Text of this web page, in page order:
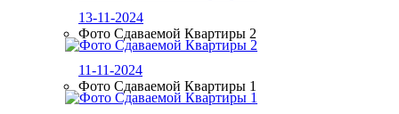
13-11-2024
Фото Сдаваемой Квартиры 2
11-11-2024
Фото Сдаваемой Квартиры 1